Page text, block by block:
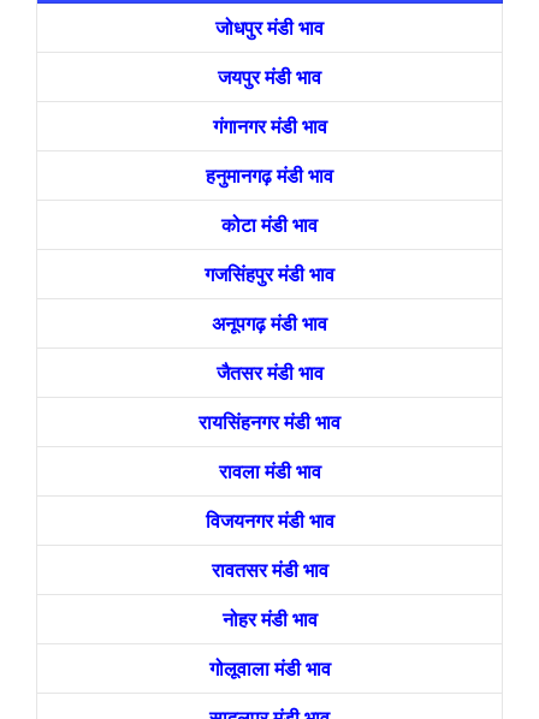
जोधपुर मंडी भाव
जयपुर मंडी भाव
गंगानगर मंडी भाव
हनुमानगढ़ मंडी भाव
कोटा मंडी भाव
गजसिंहपुर मंडी भाव
अनूपगढ़ मंडी भाव
जैतसर मंडी भाव
रायसिंहनगर मंडी भाव
रावला मंडी भाव
विजयनगर मंडी भाव
रावतसर मंडी भाव
नोहर मंडी भाव
गोलूवाला मंडी भाव